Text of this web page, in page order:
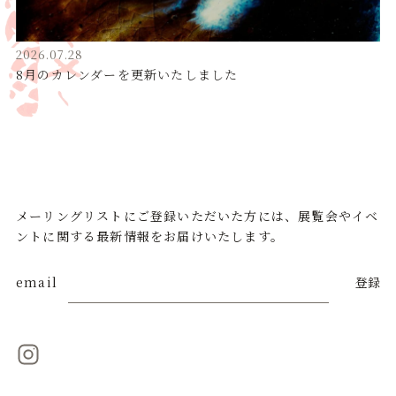
2026.07.28
8月のカレンダーを更新いたしました
メーリングリストにご登録いただいた方には、展覧会やイベ
ントに関する最新情報をお届けいたします。
email 登録